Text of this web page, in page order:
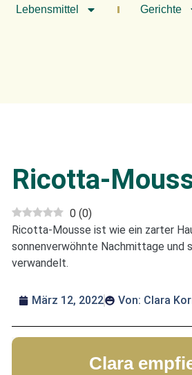
Lebensmittel Gerichte
Ricotta-
0 (0)
Ricotta-Mousse ist wie ein zarter
sonnenverwöhnte Nachmittage und
verwandelt.
März 12, 2022 Von: Clara
Clara